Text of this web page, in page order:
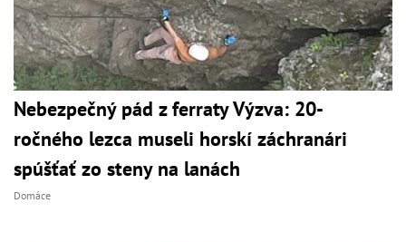
Nebezpečný pád z ferraty Výzva: 20-
ročného lezca museli horskí záchranári
spúšťať zo steny na lanách
Domáce